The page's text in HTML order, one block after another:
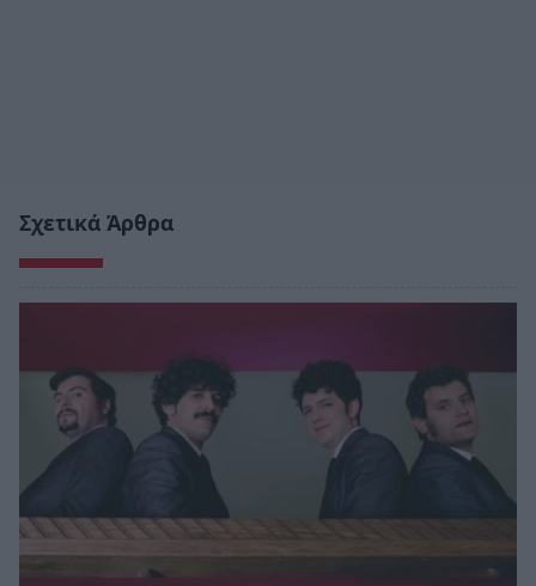
Σχετικά Άρθρα